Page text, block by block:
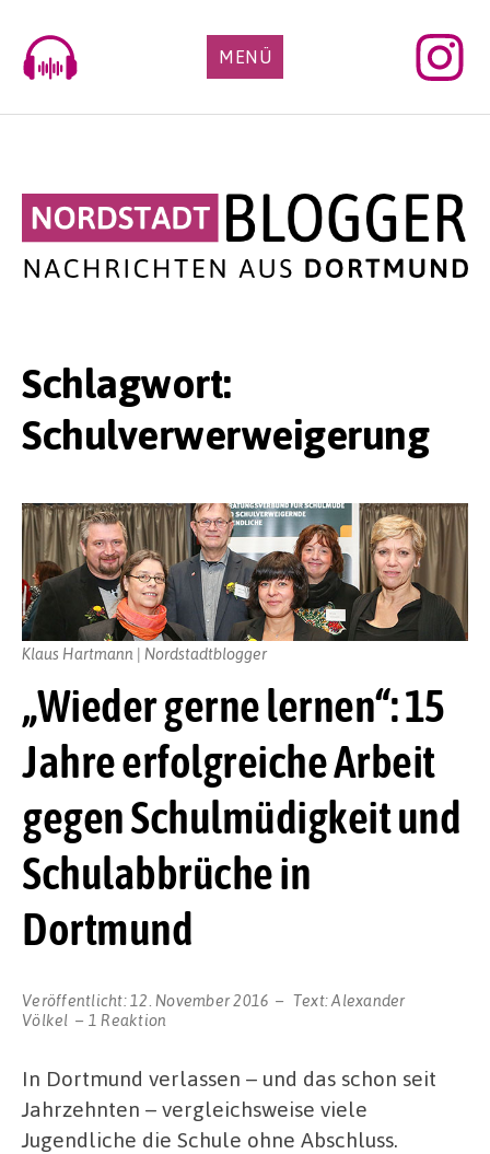
content
MENÜ
Schlagwort:
Schulverwerweigerung
„Wieder gerne lernen“: 15
Jahre erfolgreiche Arbeit
gegen Schulmüdigkeit und
Schulabbrüche in
Dortmund
Veröffentlicht: 12. November 2016 Text:Alexander
Völkel
1 Reaktion
Klaus Hartmann | Nordstadtblogger
In Dortmund verlassen – und das schon seit
Jahrzehnten – vergleichsweise viele
Jugendliche die Schule ohne Abschluss.